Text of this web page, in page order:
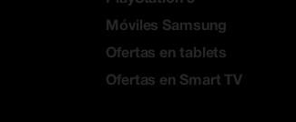
Móviles Samsung
Ofertas en tablets
Ofertas en Smart TV